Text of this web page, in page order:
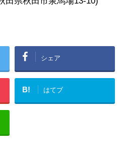
シェア
B! はてブ